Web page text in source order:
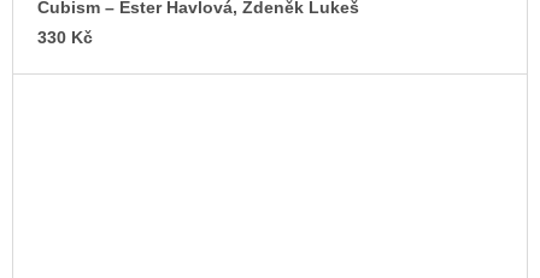
Cubism – Ester Havlová, Zdeněk Lukeš
330 Kč